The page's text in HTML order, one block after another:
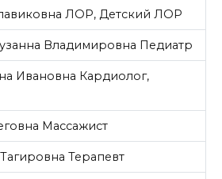
ЛОР, Детский ЛОР
Владимировна Педиатр
Ивановна Кардиолог,
Массажист
Терапевт